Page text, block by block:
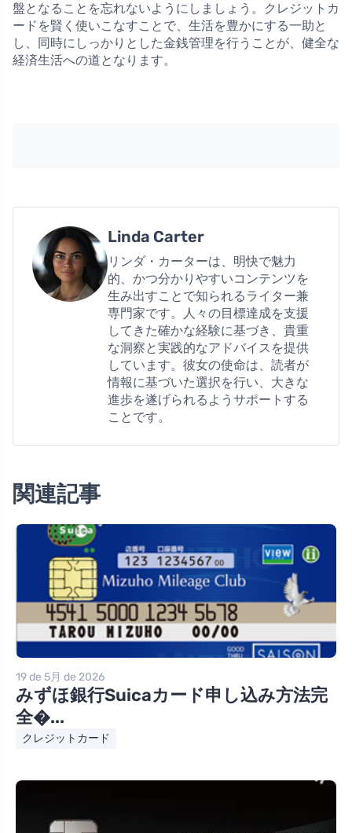
盤となることを忘れないようにしましょう。クレジットカ
ードを賢く使いこなすことで、生活を豊かにする一助と
し、同時にしっかりとした金銭管理を行うことが、健全な
経済生活への道となります。
Linda Carter
リンダ・カーターは、明快で魅力
的、かつ分かりやすいコンテンツを
生み出すことで知られるライター兼
専門家です。人々の目標達成を支援
してきた確かな経験に基づき、貴重
な洞察と実践的なアドバイスを提供
しています。彼女の使命は、読者が
情報に基づいた選択を行い、大きな
進歩を遂げられるようサポートする
ことです。
関連記事
19 de 5月 de 2026
みずほ銀行Suicaカード申し込み方法完
全�...
クレジットカード